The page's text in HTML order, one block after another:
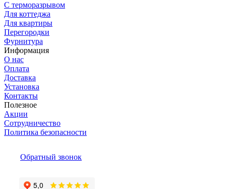
С терморазрывом
Для коттеджа
Для квартиры
Перегородки
Фурнитура
Информация
О нас
Оплата
Доставка
Установка
Контакты
Полезное
Акции
Сотрудничество
Политика безопасности
Обратный звонок